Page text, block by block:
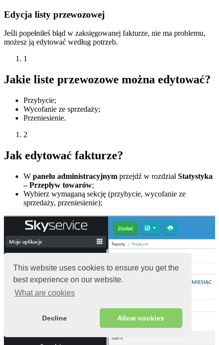
This website uses cookies to ensure you get the
best experience on our website.
What are cookies
Decline Allow cookies
Edycja listy przewozowej
Jeśli popełniłeś błąd w zaksięgowanej fakturze, nie ma problemu,
możesz ją edytować według potrzeb.
1
Jakie liste przewozowe można edytować?
Przybycie;
Wycofanie ze sprzedaży;
Przeniesienie.
2
Jak edytować fakturze?
W panelu administracyjnym przejdź w rozdziałStatystyka
– Przepływ towarów;
Wybierz wymaganą sekcję (przybycie, wycofanie ze
sprzedaży, przeniesienie);